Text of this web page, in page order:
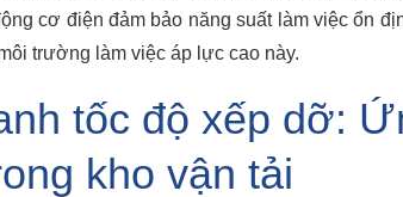
cơ điện đảm bảo năng suất làm việc ổn
trường làm việc áp lực cao này.
tốc độ xếp dỡ:
kho vận tải